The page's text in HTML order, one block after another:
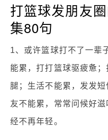
打篮球发朋友
集80句
1、或许篮球打不了一辈
能累，打打篮球驱疲惫
腿；生活不能累，发发
友不能累，常常问候好
经不再年轻。